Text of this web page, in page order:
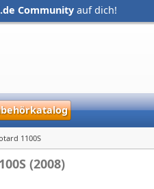
Community auf dich!
1100S
(2008)